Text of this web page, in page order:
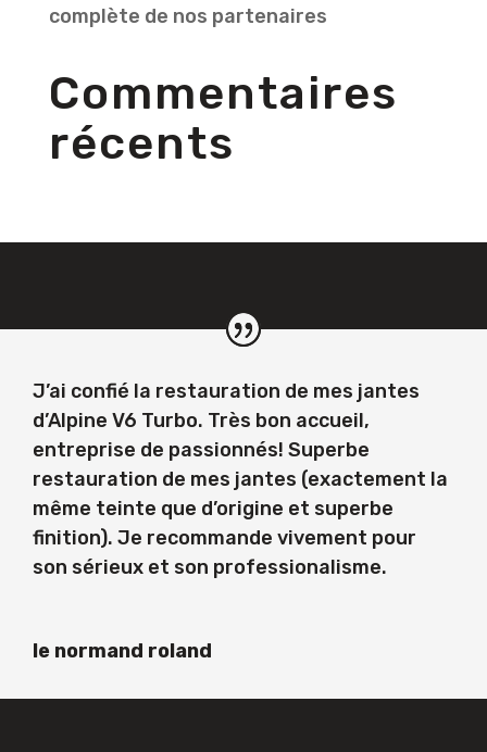
complète de nos partenaires
Commentaires
récents
J’ai confié la restauration de mes jantes
d’Alpine V6 Turbo. Très bon accueil,
entreprise de passionnés! Superbe
restauration de mes jantes (exactement la
même teinte que d’origine et superbe
finition). Je recommande vivement pour
son sérieux et son professionalisme.
le normand roland